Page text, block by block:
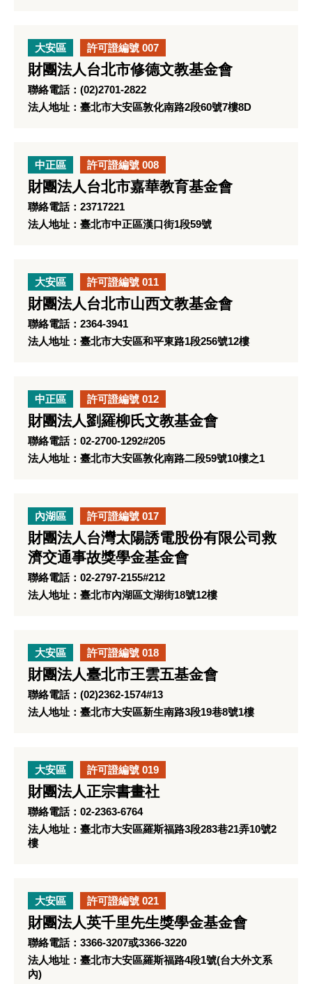
大安區 許可證編號 007
財團法人台北市修德文教基金會
聯絡電話：(02)2701-2822
法人地址：臺北市大安區敦化南路2段60號7樓8D
中正區 許可證編號 008
財團法人台北市嘉華教育基金會
聯絡電話：23717221
法人地址：臺北市中正區漢口街1段59號
大安區 許可證編號 011
財團法人台北市山西文教基金會
聯絡電話：2364-3941
法人地址：臺北市大安區和平東路1段256號12樓
中正區 許可證編號 012
財團法人劉羅柳氏文教基金會
聯絡電話：02-2700-1292#205
法人地址：臺北市大安區敦化南路二段59號10樓之1
內湖區 許可證編號 017
財團法人台灣太陽誘電股份有限公司救
濟交通事故獎學金基金會
聯絡電話：02-2797-2155#212
法人地址：臺北市內湖區文湖街18號12樓
大安區 許可證編號 018
財團法人臺北市王雲五基金會
聯絡電話：(02)2362-1574#13
法人地址：臺北市大安區新生南路3段19巷8號1樓
大安區 許可證編號 019
財團法人正宗書畫社
聯絡電話：02-2363-6764
法人地址：臺北市大安區羅斯福路3段283巷21弄10號2
樓
大安區 許可證編號 021
財團法人英千里先生獎學金基金會
聯絡電話：3366-3207或3366-3220
法人地址：臺北市大安區羅斯福路4段1號(台大外文系
內)